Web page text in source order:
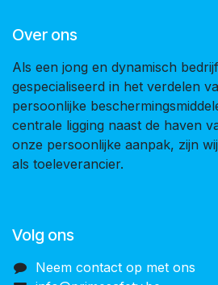
Over ons
Als een jong en dynamisch
gespecialiseerd in het verdelen
persoonlijke
centrale ligging naast de haven
onze persoonlijke aanpak, zijn
als toeleverancier.
Volg ons
Neem contact op met ons